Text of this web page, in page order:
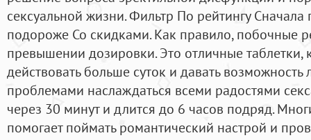
сексуальной жизни. Фильтр По рейтингу
подороже Со скидками. Как правило, побочные
превышении дозировки. Это отличные таблетки,
действовать больше суток и давать
проблемами наслаждаться всеми радостями
через 30 минут и длится до 6 часов подряд.
помогает поймать романтический настрой и